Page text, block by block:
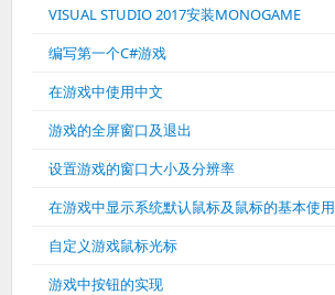
VISUAL STUDIO 2017安装MONOGAME
编写第一个C#游戏
在游戏中使用中文
游戏的全屏窗口及退出
设置游戏的窗口大小及分辨率
在游戏中显示系统默认鼠标及鼠标的基本使用
自定义游戏鼠标光标
游戏中按钮的实现